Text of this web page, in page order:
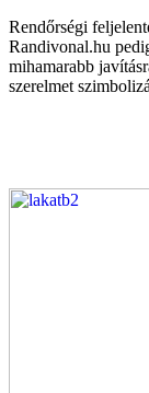
Rendőrségi
Randivonal.hu
mihamarabb
szerelmet